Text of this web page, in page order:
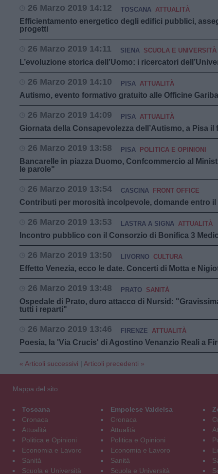
26 Marzo 2019 14:12 TOSCANA ATTUALITÀ
Efficientamento energetico degli edifici pubblici,
progetti
26 Marzo 2019 14:11 SIENA SCUOLA E UNIVERSITÀ
L’evoluzione storica dell’Uomo: i ricercatori
26 Marzo 2019 14:10 PISA ATTUALITÀ
Autismo, evento formativo gratuito alle Officine
26 Marzo 2019 14:09 PISA ATTUALITÀ
Giornata della Consapevolezza dell’Autismo, a Pisa
26 Marzo 2019 13:58 PISA POLITICA E OPINIONI
Bancarelle in piazza Duomo, Confcommercio al
le parole"
26 Marzo 2019 13:54 CASCINA FRONT OFFICE
Contributi per morosità incolpevole, domande entro il
26 Marzo 2019 13:53 LASTRA A SIGNA ATTUALITÀ
Incontro pubblico con il Consorzio di Bonifica 3
26 Marzo 2019 13:50 LIVORNO CULTURA
Effetto Venezia, ecco le date. Concerti di Motta e
26 Marzo 2019 13:48 PRATO SANITÀ
Ospedale di Prato, duro attacco di Nursid:
tutti i reparti"
26 Marzo 2019 13:46 FIRENZE ATTUALITÀ
Poesia, la 'Via Crucis' di Agostino Venanzio Reali a
« Articoli successivi | Articoli precedenti »
Mappa del sito
Toscana
Cronaca
Attualità
Politica e Opinioni
Economia e Lavoro
Sanità
Scuola e Università
Empolese Valdelsa
Cronaca
Attualità
Politica e Opinioni
Economia e Lavoro
Sanità
Scuola e Università